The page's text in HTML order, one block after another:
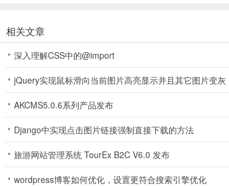
2、点击第一关来进行挑战。
相关文章
深入理解CSS中的@import
jQuery实现鼠标滑向当前图片高亮显示并且其它图片变灰
AKCMS5.0.6系列产品发布
Django中实现点击图片链接强制直接下载的方法
旅游网站管理系统 TourEx B2C V6.0 发布
wordpress博客如何优化，设置更符合搜索引擎优化